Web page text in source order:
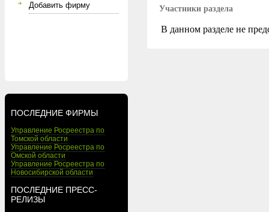
Добавить фирму
ПОСЛЕДНИЕ ФИРМЫ
Управление Росреестра по
Томской области
Управление Росреестра по
Омской области
Управление Росреестра по
Новосибирской области
ПОСЛЕДНИЕ ПРЕСС-
РЕЛИЗЫ
Участники раздела
В данном разделе не